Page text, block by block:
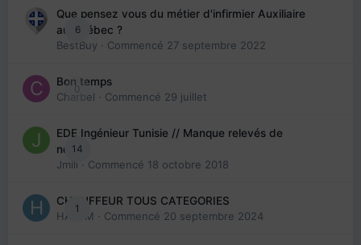
6
Que pensez vous du métier d'infirmier Auxiliaire
au Québec ?
BestBuy · Commencé 27 septembre 2022
0
Bon temps
Charbel · Commencé 29 juillet
14
EDE Ingénieur Tunisie // Manque relevés de
note
Jmili · Commencé 18 octobre 2018
1
CHAUFFEUR TOUS CATEGORIES
HAZEM · Commencé 20 septembre 2024